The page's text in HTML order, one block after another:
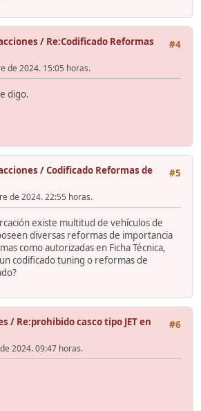
#4
/ Re:Codificado Reformas
de 2024. 15:05 horas.
digo.
#5
/Codificado Reformas de
de 2024. 22:55 horas.
existe multitud de vehículos de
diversas reformas de importancia
como autorizadas en Ficha Técnica,
codificado tuning o reformas de
#6
/ Re:prohibido casco tipo JET en
2024. 09:47 horas.